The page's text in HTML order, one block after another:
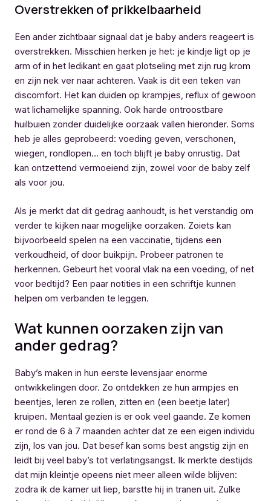
Overstrekken of prikkelbaarheid
Een ander zichtbaar signaal dat je baby anders reageert is
overstrekken. Misschien herken je het: je kindje ligt op je
arm of in het ledikant en gaat plotseling met zijn rug krom
en zijn nek ver naar achteren. Vaak is dit een teken van
discomfort. Het kan duiden op krampjes, reflux of gewoon
wat lichamelijke spanning. Ook harde ontroostbare
huilbuien zonder duidelijke oorzaak vallen hieronder. Soms
heb je alles geprobeerd: voeding geven, verschonen,
wiegen, rondlopen… en toch blijft je baby onrustig. Dat
kan ontzettend vermoeiend zijn, zowel voor de baby zelf
als voor jou.
Als je merkt dat dit gedrag aanhoudt, is het verstandig om
verder te kijken naar mogelijke oorzaken. Zoiets kan
bijvoorbeeld spelen na een vaccinatie, tijdens een
verkoudheid, of door buikpijn. Probeer patronen te
herkennen. Gebeurt het vooral vlak na een voeding, of net
voor bedtijd? Een paar notities in een schriftje kunnen
helpen om verbanden te leggen.
Wat kunnen oorzaken zijn van
ander gedrag?
Baby’s maken in hun eerste levensjaar enorme
ontwikkelingen door. Zo ontdekken ze hun armpjes en
beentjes, leren ze rollen, zitten en (een beetje later)
kruipen. Mentaal gezien is er ook veel gaande. Ze komen
er rond de 6 à 7 maanden achter dat ze een eigen individu
zijn, los van jou. Dat besef kan soms best angstig zijn en
leidt bij veel baby’s tot verlatingsangst. Ik merkte destijds
dat mijn kleintje opeens niet meer alleen wilde blijven:
zodra ik de kamer uit liep, barstte hij in tranen uit. Zulke